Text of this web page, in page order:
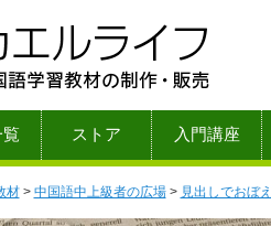
覧 ストア 入門講座
材> 中国語中上級者の広場> 見出しでおぼ